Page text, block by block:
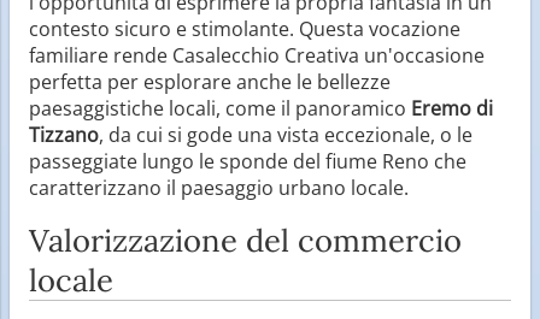
contesto sicuro e stimolante. Questa vocazione
familiare rende Casalecchio Creativa un'occasione
perfetta per esplorare anche le bellezze
paesaggistiche locali, come il panoramico Eremo di
Tizzano, da cui si gode una vista eccezionale, o le
passeggiate lungo le sponde del fiume Reno che
caratterizzano il paesaggio urbano locale.
Valorizzazione del commercio
locale